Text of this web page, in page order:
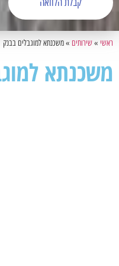
ראשי »שירותים »משכנתא למוגבלים בבנק
משכנתא